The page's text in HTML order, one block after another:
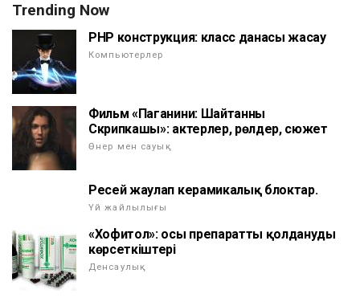
Trending Now
PHP конструкция: класс данасы жасау
Компьютерлер
Фильм «Паганини: Шайтанның
Скрипкашы»: актерлер, рөлдер, сюжет
Өнер мен сауық
Ресей жаулап керамикалық блоктар.
Үй жайлылығы
«Хофитол»: осы препаратты қолданудың
көрсеткіштері
Денсаулық